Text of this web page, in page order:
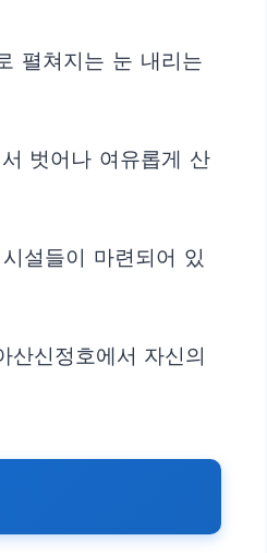
펼쳐지는 눈 내리는
벗어나 여유롭게 산
설들이 마련되어 있
신정호에서 자신의